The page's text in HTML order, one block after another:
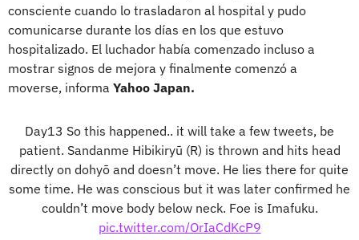
consciente cuando lo trasladaron al hospital y pudo
comunicarse durante los días en los que estuvo
hospitalizado. El luchador había comenzado incluso a
mostrar signos de mejora y finalmente comenzó a
moverse, informa Yahoo Japan.
Day13 So this happened.. it will take a few tweets, be
patient. Sandanme Hibikiryū (R) is thrown and hits head
directly on dohyō and doesn’t move. He lies there for quite
some time. He was conscious but it was later confirmed he
couldn’t move body below neck. Foe is Imafuku.
pic.twitter.com/OrIaCdKcP9